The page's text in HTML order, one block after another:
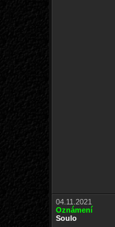
04.11.2021
Oznámení
Soulo